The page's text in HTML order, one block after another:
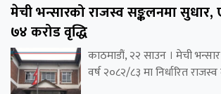
मेची भन्सारको राजस्व सङ्कलनमा सुधार,
७४ करोड वृद्धि
काठमाडौं, २२ साउन । मेची
वर्ष २०८२/८३ मा निर्धारित